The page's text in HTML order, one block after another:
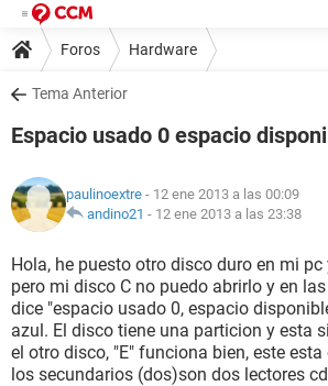
Foros Hardware
Tema Anterior
Espacio usado 0 espacio
paulinoextre - 12 ene 2013 a las 00:09
andino21 - 12 ene 2013 a las 23:38
Hola, he puesto otro disco duro en mi
pero mi disco C no puedo abrirlo y en
dice "espacio usado 0, espacio
azul. El disco tiene una particion y esta
el otro disco, "E" funciona bien, este
los secundarios (dos)son dos lectores